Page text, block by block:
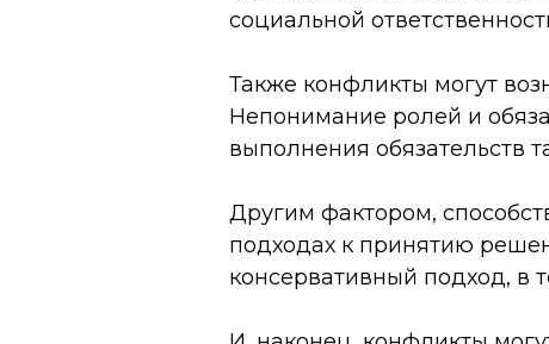
социальной
Также конфликты могут
Непонимание ролей и
выполнения обязательств
Другим фактором,
подходах к принятию
консервативный подход, в